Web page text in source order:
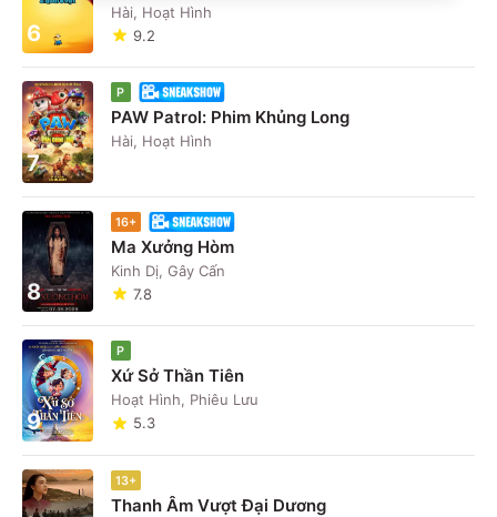
6
Hài, Hoạt Hình
9.2
7
P
PAW Patrol: Phim Khủng Long
Hài, Hoạt Hình
8
16+
Ma Xưởng Hòm
Kinh Dị, Gây Cấn
7.8
9
P
Xứ Sở Thần Tiên
Hoạt Hình, Phiêu Lưu
5.3
13+
Thanh Âm Vượt Đại Dương